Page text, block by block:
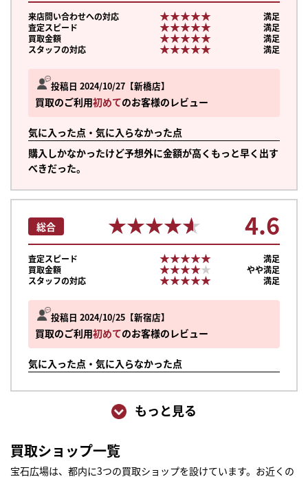
投稿日 2024/10/27 新橋店
買取のご利用初めてのお客様のレビュー
気に入った点・気に入らなかった点
購入しかなかったけど予想外に金額が高くもっと早く出す
べきだった。
来店問い合わせへの対応 ★★★★★
★★★★★
満足
査定スピード
★★★★★
★★★★★
満足
買取金額
★★★★★
★★★★★
満足
スタッフの対応
★★★★★
★★★★★ 満足
投稿日 2024/10/25 新宿店
買取のご利用初めてのお客様のレビュー
気に入った点・気に入らなかった点
総合 ★★★★★
★★★★★ 4.6
査定スピード ★★★★★
★★★★★
満足
買取金額
★★★★★
★★★★★
やや満足
スタッフの対応
★★★★★
★★★★★ 満足
もっと見る
買取ショップ一覧
宝石広場は、都内に3つの買取ショップを設けています。お近くの